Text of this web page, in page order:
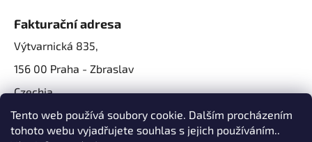
Tento web používá soubory cookie. Dalším procházením
tohoto webu vyjadřujete souhlas s jejich používáním..
Fakturační adresa
Výtvarnická 835,
156 00 Praha - Zbraslav
Czechia
IČO: 07724861
IČ DPH: CZ07724861